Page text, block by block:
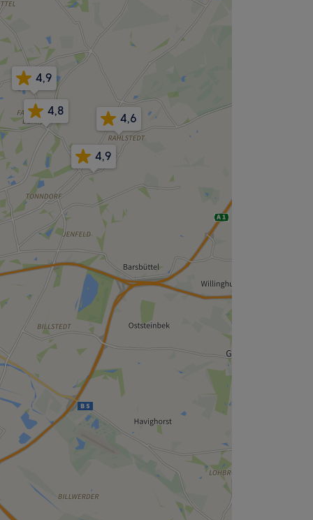
4,6
4,9
4,8
4,9